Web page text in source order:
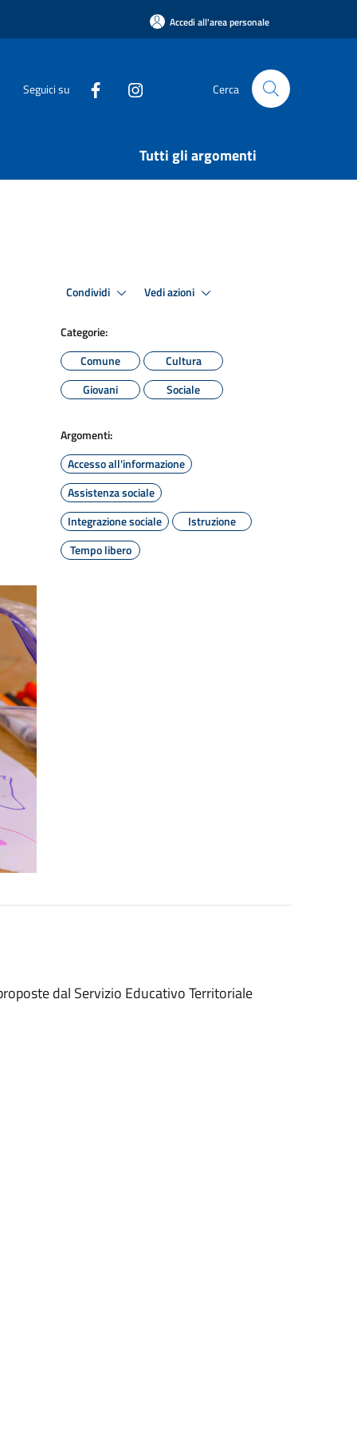
Accedi all'area personale
Seguici su Cerca
Tutti gli argomenti
Condividi Vedi azioni
Categorie:
Comune
Cultura
Giovani
Sociale
Argomenti:
Accesso all'informazione
Assistenza sociale
Integrazione sociale
Istruzione
Tempo libero
dal Servizio Educativo Territoriale